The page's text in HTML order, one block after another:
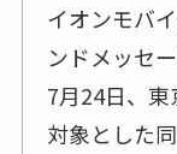
イオンモバ
ンドメッセ
7月24日、
対象とした